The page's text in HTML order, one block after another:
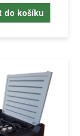
do košíku